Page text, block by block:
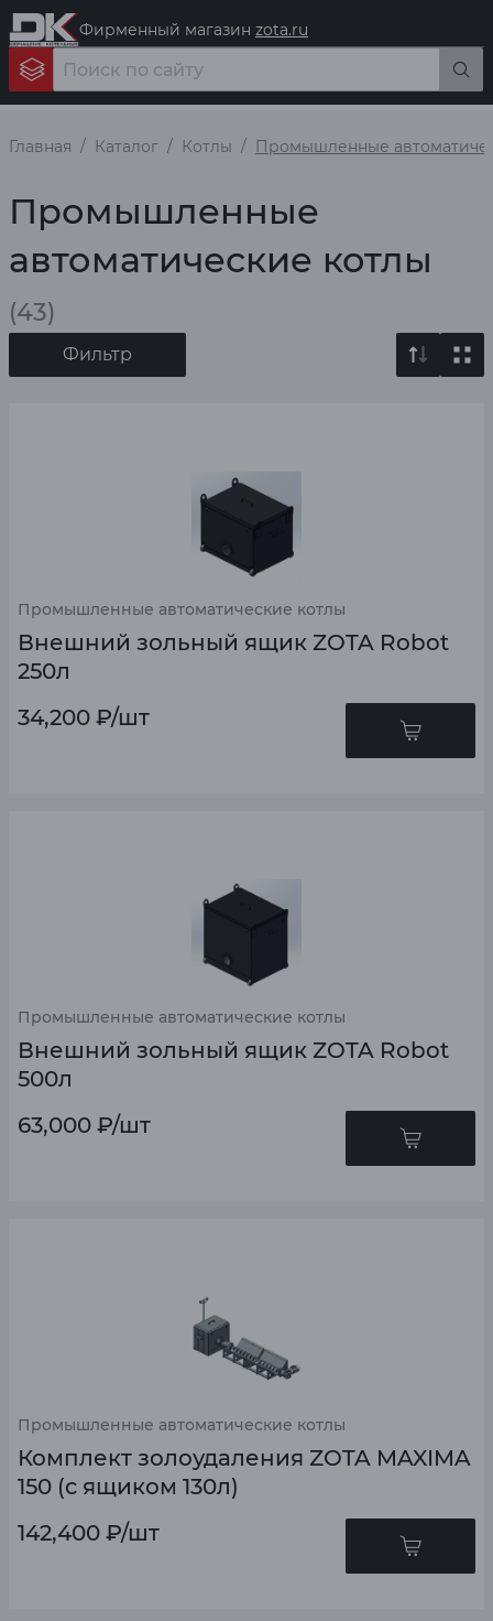
Фирменный магазин zota.ru
Главная Каталог Котлы Промышленные
Промышленные
автоматические котлы
(43)
Фильтр
Промышленные автоматические котлы
Внешний зольный ящик ZOTA Robot
250л
34,200 ₽/шт
Промышленные автоматические котлы
Внешний зольный ящик ZOTA Robot
500л
63,000 ₽/шт
Промышленные автоматические котлы
Комплект золоудаления ZOTA MAXIMA
150 (c ящиком 130л)
142,400 ₽/шт